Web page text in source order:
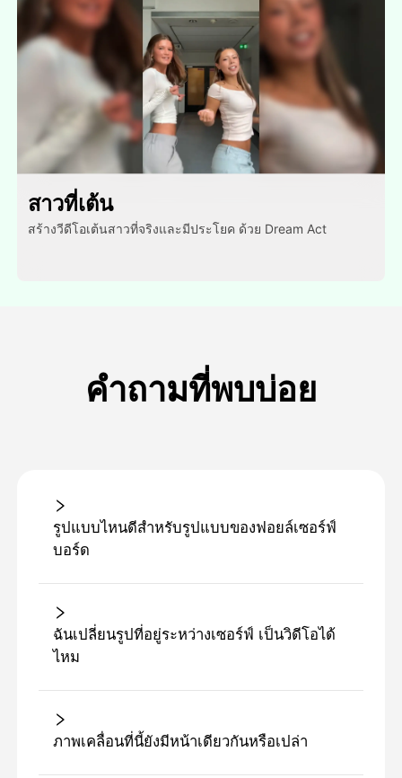
สาวที่เต้น
สร้างวีดีโอเต้นสาวที่จริงและมีประโยค ด้วย Dream Act
คำถามที่พบบ่อย
รูปแบบไหนดีสําหรับรูปแบบของฟอยล์เซอร์ฟ์
บอร์ด
ฉันเปลี่ยนรูปที่อยู่ระหว่างเซอร์ฟ์ เป็นวิดีโอได้
ไหม
ภาพเคลื่อนที่นี้ยังมีหน้าเดียวกันหรือเปล่า